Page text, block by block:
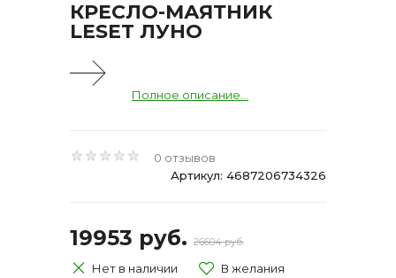
КРЕСЛО-МАЯТНИК
LESET ЛУНО
Полное описание...
0 отзывов
Артикул: 4687206734326
19953 руб. 26604 руб.
Нет в наличии